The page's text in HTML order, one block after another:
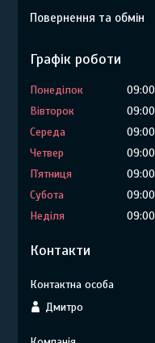
Повернення та обмін
Графік роботи
Понеділок 09:00
Вівторок
09:00
Середа
09:00
Четвер
09:00
Пʼятниця
09:00
Субота
09:00
Неділя
09:00
Контакти
Дмитро